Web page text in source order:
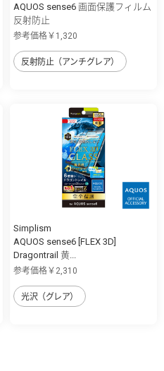
AQUOS sense6 画面保護フィルム
反射防止
参考価格￥1,320
反射防止（アンチグレア）
Simplism
AQUOS sense6 [FLEX 3D]
Dragontrail 黄...
参考価格￥2,310
光沢（グレア）